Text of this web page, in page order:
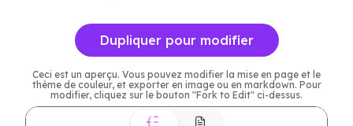
Dupliquer pour modifier
Ceci est un aperçu. Vous pouvez modifier la mise en page et le
thème de couleur, et exporter en image ou en markdown. Pour
modifier, cliquez sur le bouton "Fork to Edit" ci-dessus.